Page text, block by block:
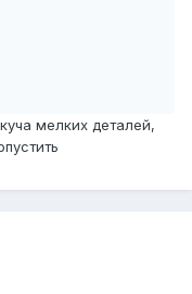
мелких деталей,